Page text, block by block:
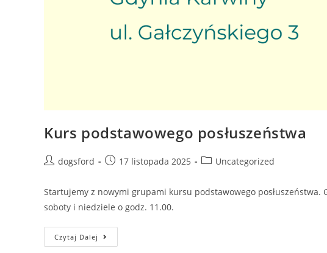
Kurs podstawowego posłuszeństwa
Postdogsford
Post17 listopada 2025
PostUncategorized
Startujemy z nowymi grupami kursu podstawowego posłuszeństwa.
soboty i niedziele o godz. 11.00.
Czytaj Dalej Kurs
Podstawowego